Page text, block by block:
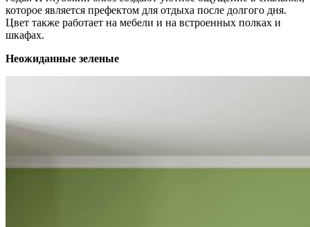
которое является префектом для отдыха после долгого дня.
Цвет также работает на мебели и на встроенных полках и
шкафах.
Неожиданные зеленые